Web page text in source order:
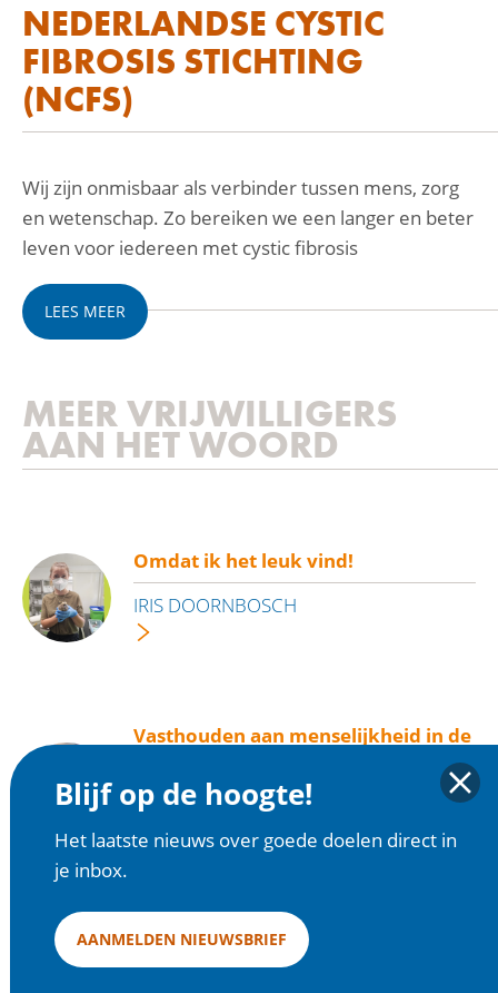
NEDERLANDSE CYSTIC
FIBROSIS STICHTING
(NCFS)
Wij zijn onmisbaar als verbinder tussen mens, zorg
en wetenschap. Zo bereiken we een langer en beter
leven voor iedereen met cystic fibrosis
LEES MEER
MEER VRIJWILLIGERS
AAN HET WOORD
Omdat ik het leuk vind!
IRIS DOORNBOSCH
Vasthouden aan menselijkheid in de
NAJIA T
OVERZICHT
Blijf op de hoogte!
Het laatste nieuws over goede doelen direct in
je inbox.
AANMELDEN NIEUWSBRIEF